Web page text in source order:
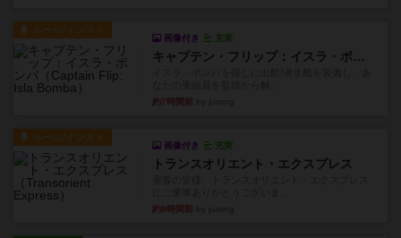
ルール/インスト
画像付き 充実
キャプテン・フリップ：イスラ・ボンバ
約7時間前
ルール/インスト
画像付き 充実
トランスオリエント・エクスプレス
約8時間前